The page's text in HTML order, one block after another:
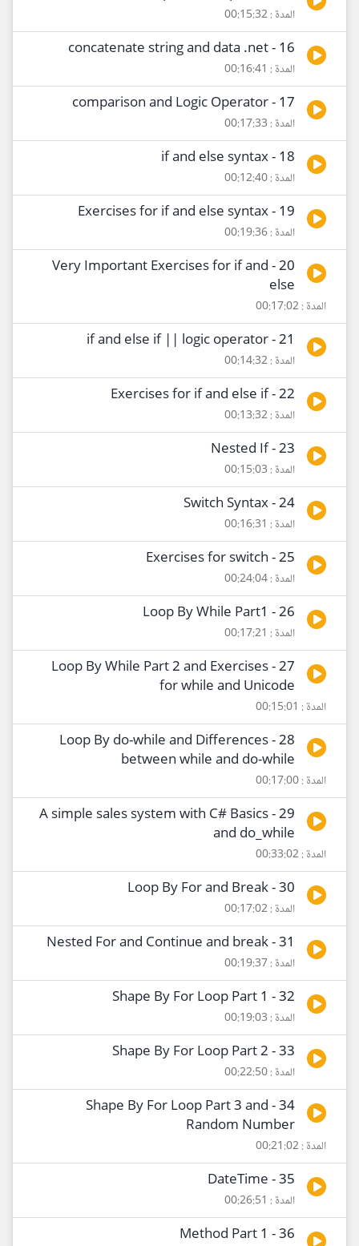
المدة : 00:15:32
16 - concatenate string and data .net
المدة : 00:16:41
17 - comparison and Logic Operator
المدة : 00:17:33
18 - if and else syntax
المدة : 00:12:40
19 - Exercises for if and else syntax
المدة : 00:19:36
20 - Very Important Exercises for if and
else
المدة : 00:17:02
21 - if and else if || logic operator
المدة : 00:14:32
22 - Exercises for if and else if
المدة : 00:13:32
23 - Nested If
المدة : 00:15:03
24 - Switch Syntax
المدة : 00:16:31
25 - Exercises for switch
المدة : 00:24:04
26 - Loop By While Part1
المدة : 00:17:21
27 - Loop By While Part 2 and Exercises
for while and Unicode
المدة : 00:15:01
28 - Loop By do-while and Differences
between while and do-while
المدة : 00:17:00
29 - A simple sales system with C# Basics
and do_while
المدة : 00:33:02
30 - Loop By For and Break
المدة : 00:17:02
31 - Nested For and Continue and break
المدة : 00:19:37
32 - Shape By For Loop Part 1
المدة : 00:19:03
33 - Shape By For Loop Part 2
المدة : 00:22:50
34 - Shape By For Loop Part 3 and
Random Number
المدة : 00:21:02
35 - DateTime
المدة : 00:26:51
36 - Method Part 1